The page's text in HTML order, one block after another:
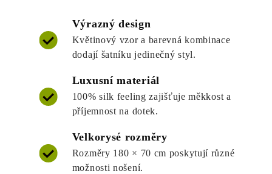
Výrazný design
Květinový vzor a barevná kombinace
dodají šatníku jedinečný styl.
Luxusní materiál
100% silk feeling zajišťuje měkkost a
příjemnost na dotek.
Velkorysé rozměry
Rozměry 180 × 70 cm poskytují různé
možnosti nošení.